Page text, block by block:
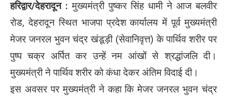
हरिद्वार/देहरादून : मुख्यमंत्री पुष्कर सिंह धामी ने आज बलवीर
रोड, देहरादून स्थित भाजपा प्रदेश कार्यालय में पूर्व मुख्यमंत्री
मेजर जनरल भुवन चंद्र खंडूड़ी (सेवानिवृत्त) के पार्थिव शरीर पर
पुष्प चक्र अर्पित कर उन्हें नम आंखों से श्रद्धांजलि दी।
मुख्यमंत्री ने पार्थिव शरीर को कंधा देकर अंतिम विदाई दी।
इस अवसर पर मुख्यमंत्री ने कहा कि मेजर जनरल भुवन चंद्र